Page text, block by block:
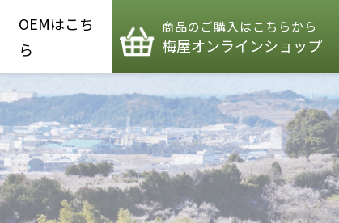
OEMはこち
ら
商品のご購入はこちらから
梅屋オンラインショップ